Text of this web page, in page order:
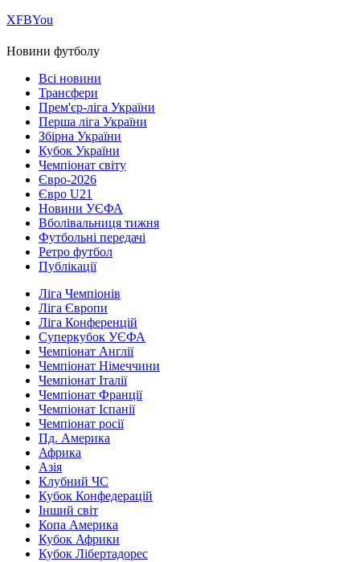
ХFBYou
Новини футболу
Всі новини
Трансфери
Прем'єр-ліга України
Перша ліга України
Збірна України
Кубок України
Чемпіонат світу
Євро-2026
Євро U21
Новини УЄФА
Вболівальниця тижня
Футбольні передачі
Ретро футбол
Публікації
Ліга Чемпіонів
Ліга Європи
Ліга Конференцій
Суперкубок УЄФА
Чемпіонат Англії
Чемпіонат Німеччини
Чемпіонат Італії
Чемпіонат Франції
Чемпіонат Іспанії
Чемпіонат росії
Пд. Америка
Африка
Азія
Клубний ЧС
Кубок Конфедерацій
Інший світ
Копа Америка
Кубок Африки
Кубок Лібертадорес